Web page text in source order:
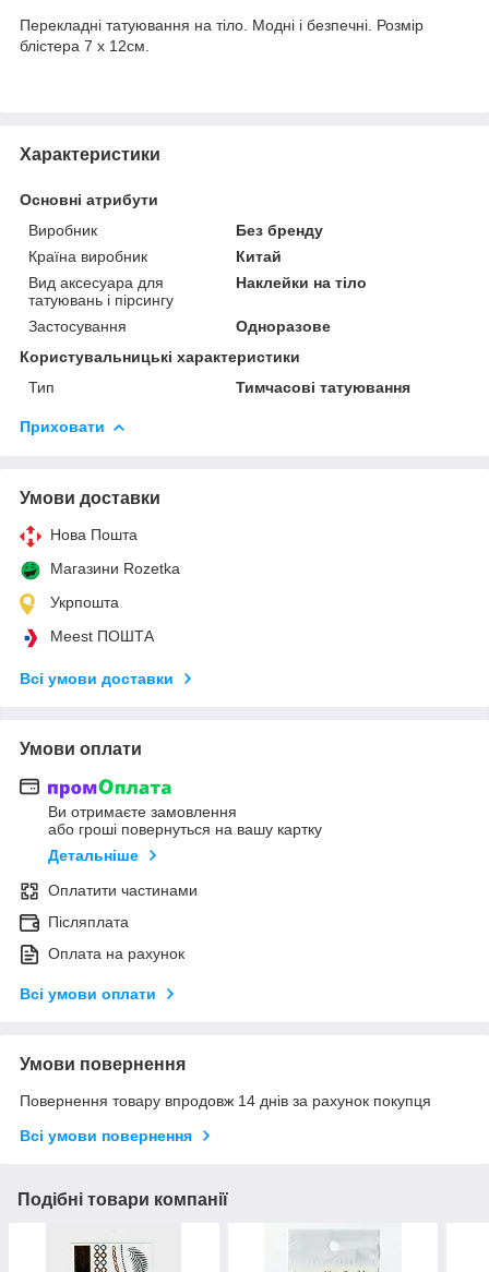
Перекладні татуювання на тіло. Модні і безпечні. Розмір
блістера 7 х 12см.
Характеристики
Основні атрибути
Виробник
Без бренду
Країна виробник
Китай
Вид аксесуара для
татуювань і пірсингу
Наклейки на тіло
Застосування
Одноразове
Користувальницькі характеристики
Тип
Тимчасові татуювання
Приховати
Умови доставки
Нова Пошта
Магазини Rozetka
Укрпошта
Meest ПОШТА
Всі умови доставки
Умови оплати
Ви отримаєте замовлення
або гроші повернуться на вашу картку
Детальніше
Оплатити частинами
Післяплата
Оплата на рахунок
Всі умови оплати
Умови повернення
Повернення товару впродовж 14 днів за рахунок покупця
Всі умови повернення
Подібні товари компанії